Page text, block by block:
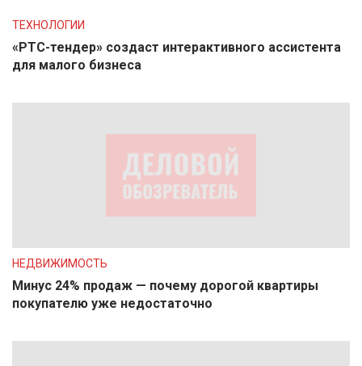
ТЕХНОЛОГИИ
«РТС-тендер» создаст интерактивного ассистента
для малого бизнеса
НЕДВИЖИМОСТЬ
Минус 24% продаж — почему дорогой квартиры
покупателю уже недостаточно